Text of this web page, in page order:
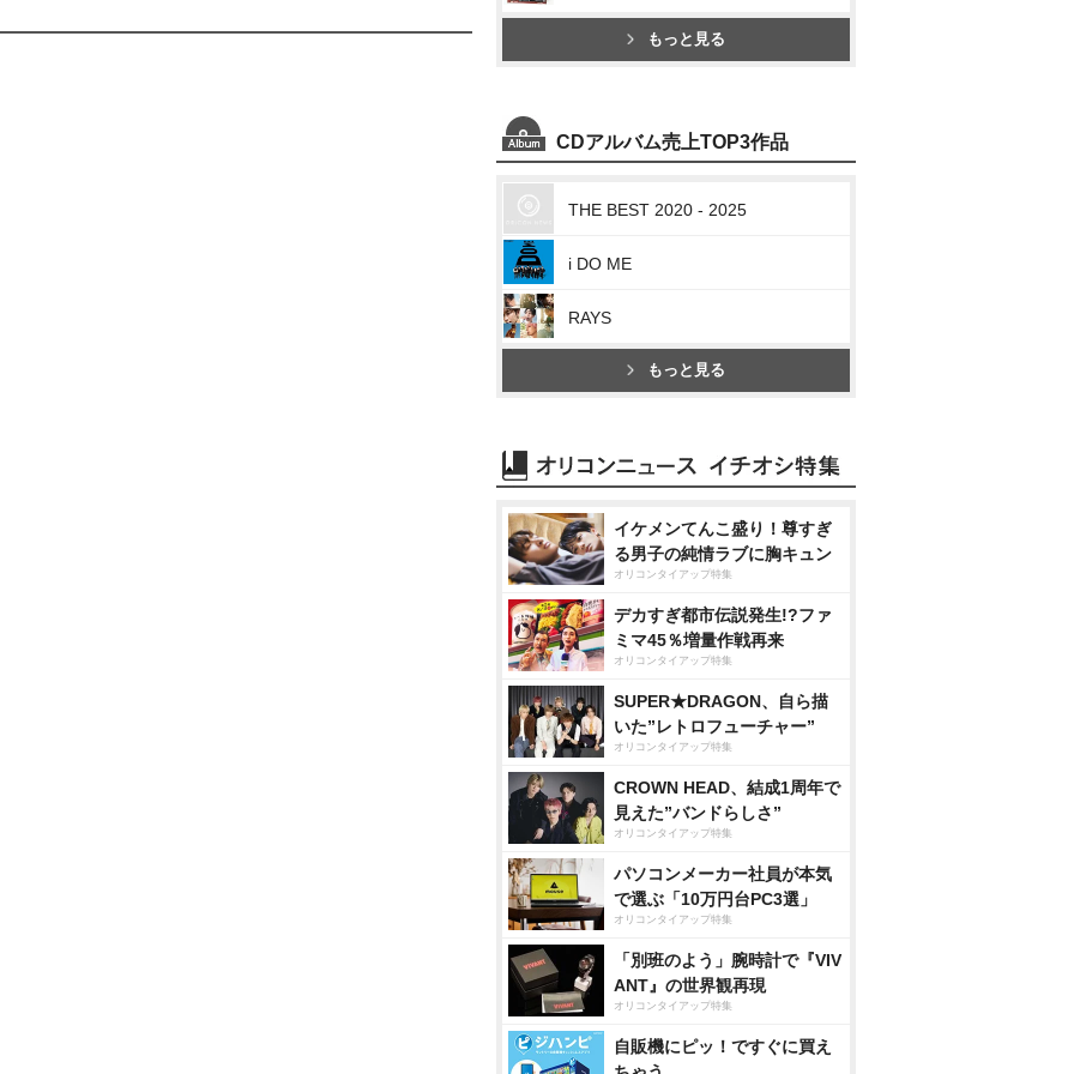
もっと見る
CDアルバム売上TOP3作品
THE BEST 2020 - 2025
i DO ME
RAYS
もっと見る
イケメンてんこ盛り！尊すぎ
る男子の純情ラブに胸キュン
オリコンタイアップ特集
デカすぎ都市伝説発生!?ファ
ミマ45％増量作戦再来
オリコンタイアップ特集
SUPER★DRAGON、自ら描
いた”レトロフューチャー”
オリコンタイアップ特集
CROWN HEAD、結成1周年で
見えた”バンドらしさ”
オリコンタイアップ特集
パソコンメーカー社員が本気
で選ぶ「10万円台PC3選」
オリコンタイアップ特集
「別班のよう」腕時計で『VIV
ANT』の世界観再現
オリコンタイアップ特集
自販機にピッ！ですぐに買え